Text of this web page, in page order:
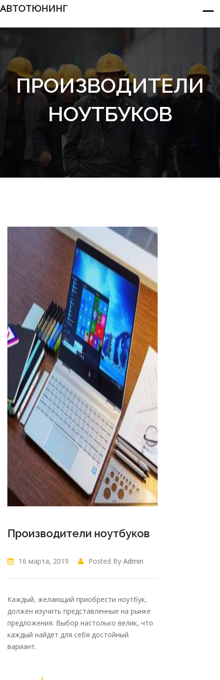
АВТОТЮНИНГ
ПРОИЗВОДИТЕЛИ
НОУТБУКОВ
Производители ноутбуков
16 марта, 2019 Posted By Admin
Каждый, желающий приобрести ноутбук,
должен изучить представленные на рынке
предложения. Выбор настолько велик, что
каждый найдет для себя достойный
вариант.